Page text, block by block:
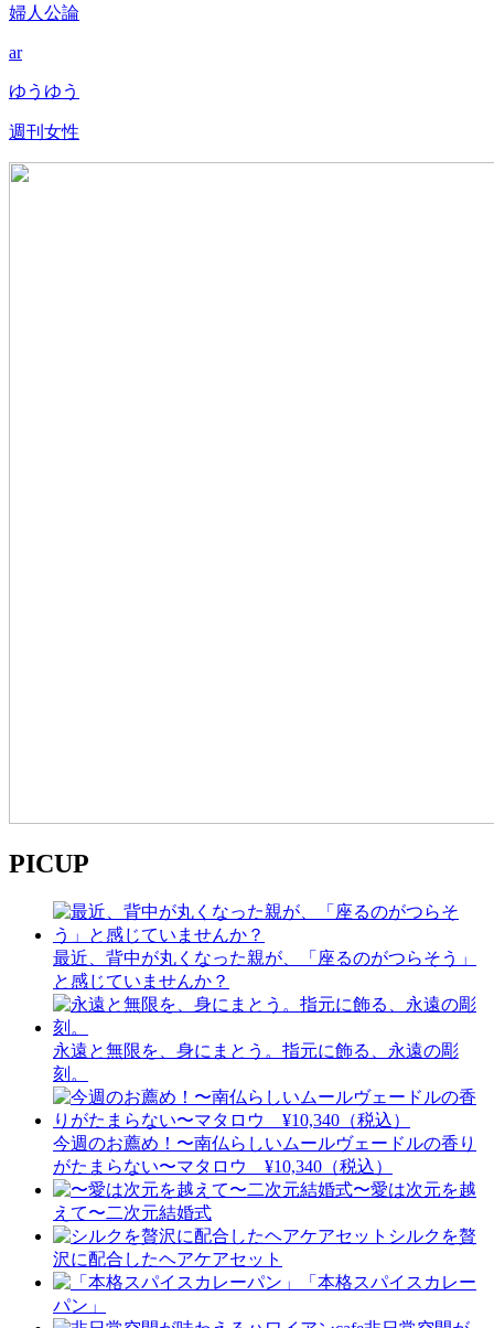
婦人公論
ar
ゆうゆう
週刊女性
PICUP
最近、背中が丸くなった親が、「座るのがつらそう」
と感じていませんか？
永遠と無限を、身にまとう。指元に飾る、永遠の彫
刻。
今週のお薦め！〜南仏らしいムールヴェードルの香り
がたまらない〜マタロウ ¥10,340（税込）
〜愛は次元を越
えて〜二次元結婚式
シルクを贅
沢に配合したヘアケアセット
「本格スパイスカレー
パン」